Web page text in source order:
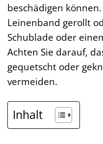
beschädigen
Leinenband gerollt
Schublade oder
Achten Sie darauf,
gequetscht oder
vermeiden.
Inhalt